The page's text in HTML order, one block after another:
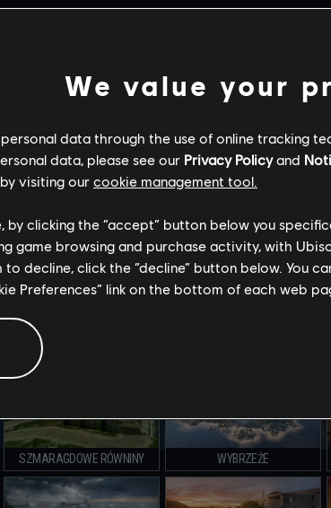
WYBIERZ
GRANICA DOMEK GÓRSKI
SZMARAGDOWE RÓWNINY WYBRZEŻE
We value your
data through the use of online tracking
data, please see our Privacy Policyand
visiting our cookie management tool.
by clicking the “accept” button below you
game browsing and purchase activity, with
to decline, click the “decline” button below. You
Preferences” link on the bottom of each web